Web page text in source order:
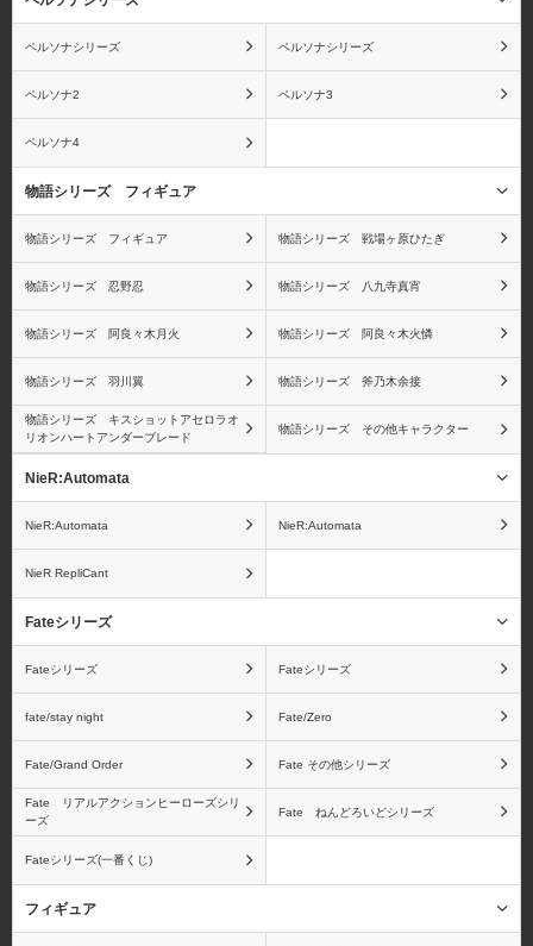
ペルソナシリーズ ペルソナシリーズ
ペルソナ2 ペルソナ3
ペルソナ4
物語シリーズ フィギュア
物語シリーズ フィギュア 物語シリーズ 戦場ヶ原ひたぎ
物語シリーズ 忍野忍 物語シリーズ 八九寺真宵
物語シリーズ 阿良々木月火 物語シリーズ 阿良々木火憐
物語シリーズ 羽川翼 物語シリーズ 斧乃木余接
物語シリーズ キスショットアセロラオ
リオンハートアンダーブレード
物語シリーズ その他キャラクター
NieR:Automata
NieR:Automata NieR:Automata
NieR RepliCant
Fateシリーズ
Fateシリーズ Fateシリーズ
fate/stay night Fate/Zero
Fate/Grand Order Fate その他シリーズ
Fate リアルアクションヒーローズシリ
ーズ
Fate ねんどろいどシリーズ
Fateシリーズ(一番くじ)
フィギュア